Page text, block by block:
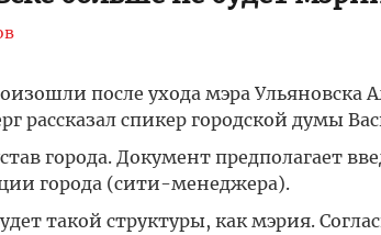
после ухода мэра Ульяновска
рассказал спикер городской думы
города. Документ предполагает
города (сити-менеджера).
такой структуры, как мэрия.